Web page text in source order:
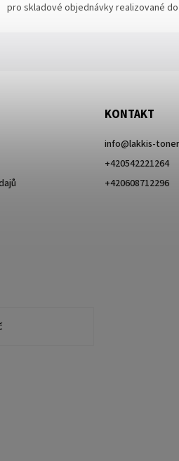
pro skladové objednávky realizované do
KONTAKT
info@lakkis-
+420542221264
+420608712296